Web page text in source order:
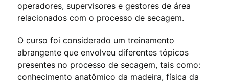
operadores, supervisores e gestores de área
relacionados com o processo de secagem.
O curso foi considerado um treinamento
abrangente que envolveu diferentes tópicos
presentes no processo de secagem, tais como:
conhecimento anatômico da madeira, física da